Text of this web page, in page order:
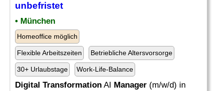
unbefristet
• München
Homeoffice möglich
Flexible Arbeitszeiten Betriebliche Altersvorsorge
30+ Urlaubstage Work-Life-Balance
Digital Transformation AI Manager (m/w/d) in